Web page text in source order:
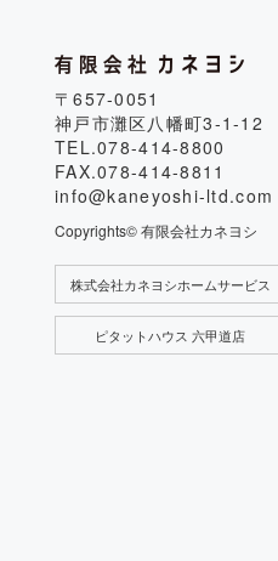
〒657-0051
神戸市灘区八幡町3-1-12
TEL.078-414-8800
FAX.078-414-8811
info@kaneyoshi-ltd.com
Copyrights© 有限会社カネヨシ
株式会社カネヨシホームサービス
ピタットハウス 六甲道店